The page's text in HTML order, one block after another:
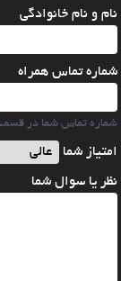
نام و نام خانوادگی
شماره تماس همراه
شماره تماس شما در
امتیاز شما
نظر یا سوال شما